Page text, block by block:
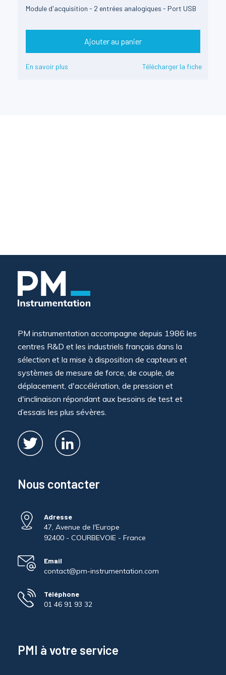
Module d'acquisition - 2 entrées analogiques - Port USB
Ajouter au panier
En savoir plus Télécharger la fiche
PM instrumentation accompagne depuis 1986 les
centres R&D et les industriels français dans la
sélection et la mise à disposition de capteurs et
systèmes de mesure de force, de couple, de
déplacement, d'accélération, de pression et
d'inclinaison répondant aux besoins de test et
d’essais les plus sévères.
Nous contacter
Adresse
47, Avenue de l'Europe
92400 - COURBEVOIE - France
Email
contact@pm-instrumentation.com
Téléphone
01 46 91 93 32
PMI à votre service